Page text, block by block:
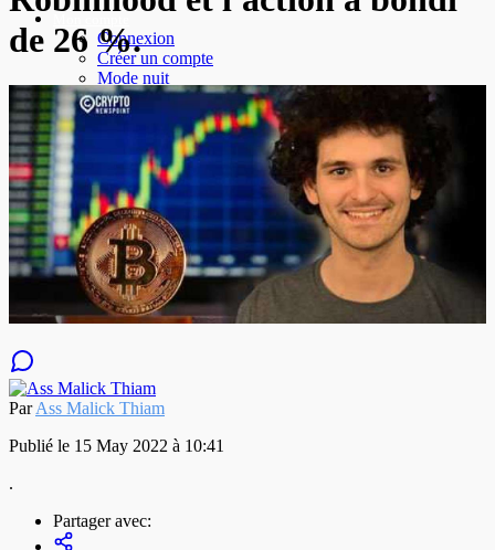
Connexion
Créer un compte
Mode nuit
de 26 %.
ParAss Malick Thiam
Publié le 15 May 2022 à 10:41
.
Partager avec: